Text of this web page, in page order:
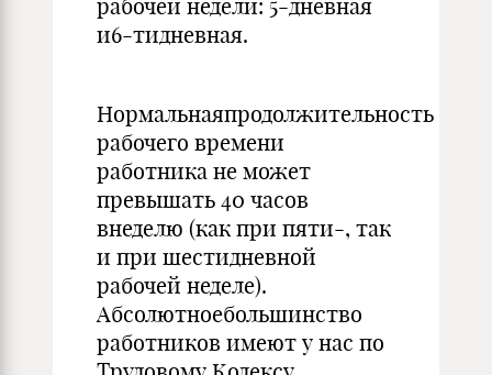
рабочей недели: 5-дневная
и6-тидневная.
Нормальнаяпродолжительность
рабочего времени
работника не может
превышать 40 часов
внеделю (как при пяти-, так
и при шестидневной
рабочей неделе).
Абсолютноебольшинство
работников имеют у нас по